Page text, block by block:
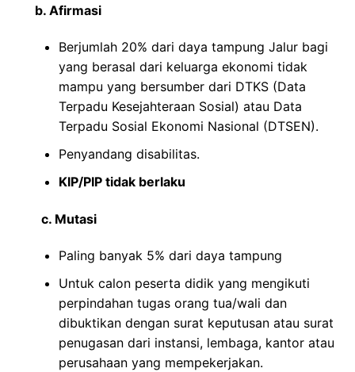
b. Afirmasi
Berjumlah 20% dari daya tampung Jalur bagi
yang berasal dari keluarga ekonomi tidak
mampu yang bersumber dari DTKS (Data
Terpadu Kesejahteraan Sosial) atau Data
Terpadu Sosial Ekonomi Nasional (DTSEN).
Penyandang disabilitas.
KIP/PIP tidak berlaku
c. Mutasi
Paling banyak 5% dari daya tampung
Untuk calon peserta didik yang mengikuti
perpindahan tugas orang tua/wali dan
dibuktikan dengan surat keputusan atau surat
penugasan dari instansi, lembaga, kantor atau
perusahaan yang mempekerjakan.